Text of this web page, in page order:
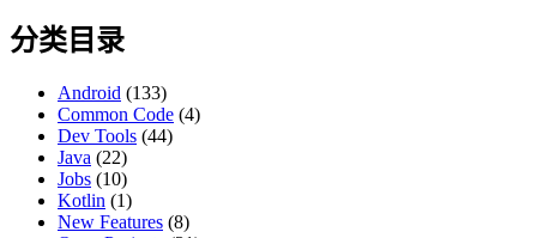
分类目录
Android (133)
Common Code (4)
Dev Tools (44)
Java (22)
Jobs (10)
Kotlin (1)
New Features (8)